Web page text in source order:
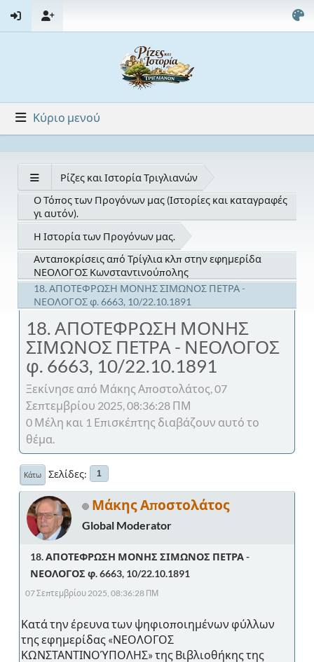
Κύριο μενού
Ρίζες και Ιστορία Τριγλιανών
Ο Τόπος των Προγόνων μας (Ιστορίες και καταγραφές
γι αυτόν).
Η Ιστορία των Προγόνων μας.
Ανταποκρίσεις από Τρίγλια κλπ στην εφημερίδα
ΝΕΟΛΟΓΟΣ Κωνσταντινούπολης
18. ΑΠΟΤΕΦΡΩΣΗ ΜΟΝΗΣ ΣΙΜΩΝΟΣ ΠΕΤΡΑ -
ΝΕΟΛΟΓΟΣ φ. 6663, 10/22.10.1891
18. ΑΠΟΤΕΦΡΩΣΗ ΜΟΝΗΣ
ΣΙΜΩΝΟΣ ΠΕΤΡΑ - ΝΕΟΛΟΓΟΣ
φ. 6663, 10/22.10.1891
Ξεκίνησε από Μάκης Αποστολάτος, 07
Σεπτεμβρίου 2025, 08:36:28 ΠΜ
0 Μέλη και 1 Επισκέπτης διαβάζουν αυτό το
θέμα.
Κάτω Σελίδες 1
Μάκης Αποστολάτος
Global Moderator
18. ΑΠΟΤΕΦΡΩΣΗ ΜΟΝΗΣ ΣΙΜΩΝΟΣ ΠΕΤΡΑ -
ΝΕΟΛΟΓΟΣ φ. 6663, 10/22.10.1891
07 Σεπτεμβρίου 2025, 08:36:28 ΠΜ
Κατά την έρευνα των ψηφιοποιημένων φύλλων
της εφημερίδας «ΝΕΟΛΟΓΟΣ
ΚΩΝΣΤΑΝΤΙΝΟΎΠΟΛΗΣ» της Βιβλιοθήκης της